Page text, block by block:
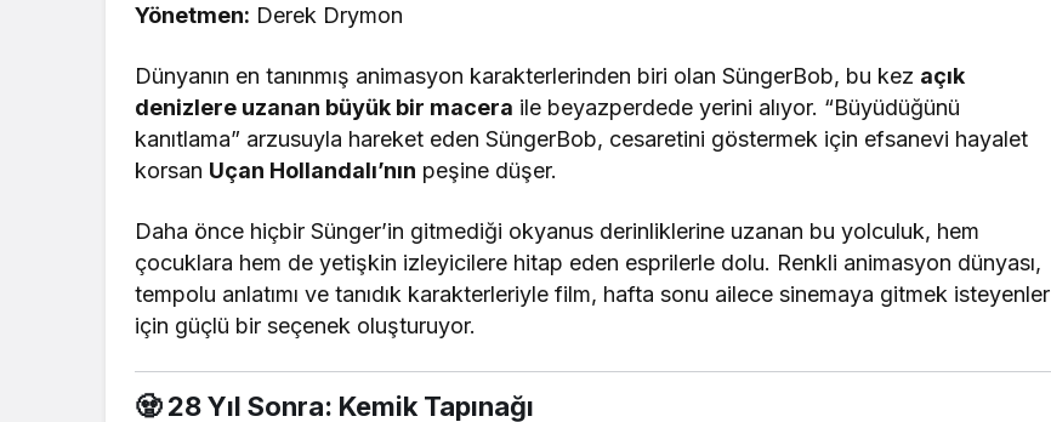
Yönetmen: Derek Drymon
Dünyanın en tanınmış animasyon karakterlerinden biri olan SüngerBob, bu kez açık
denizlere uzanan büyük bir macera ile beyazperdede yerini alıyor. “Büyüdüğünü
kanıtlama” arzusuyla hareket eden SüngerBob, cesaretini göstermek için efsanevi hayalet
korsan Uçan Hollandalı’nın peşine düşer.
Daha önce hiçbir Sünger’in gitmediği okyanus derinliklerine uzanan bu yolculuk, hem
çocuklara hem de yetişkin izleyicilere hitap eden esprilerle dolu. Renkli animasyon dünyası,
tempolu anlatımı ve tanıdık karakterleriyle film, hafta sonu ailece sinemaya gitmek isteyenler
için güçlü bir seçenek oluşturuyor.
🧟 28 Yıl Sonra: Kemik Tapınağı